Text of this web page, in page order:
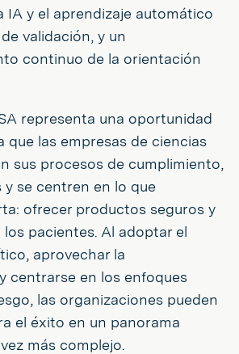
IA y el aprendizaje automático
validación, y un
continuo de la orientación
representa una oportunidad
que las empresas de ciencias
sus procesos de cumplimiento,
y se centren en lo que
ofrecer productos seguros y
pacientes. Al adoptar el
aprovechar la
centrarse en los enfoques
las organizaciones pueden
el éxito en un panorama
más complejo.